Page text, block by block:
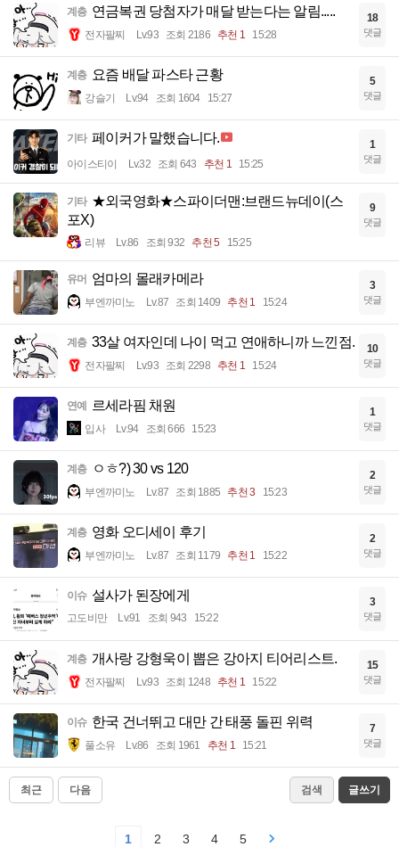
계층 연금복권 당첨자가 매달 받는다는 알림.....
전자팔찌 Lv.93 조회 2186 추천 1 15:28
18
댓글
계층 요즘 배달 파스타 근황
강슬기 Lv.94 조회 1604 15:27
5
댓글
기타 페이커가 말했습니다.
아이스티이 Lv.32 조회 643 추천 1 15:25
1
댓글
기타 ★외국영화★스파이더맨:브랜드뉴데이(스
포X)
리뷰 Lv.86 조회 932 추천 5 15:25
9
댓글
유머 엄마의 몰래카메라
부엔까미노 Lv.87 조회 1409 추천 1 15:24
3
댓글
계층 33살 여자인데 나이 먹고 연애하니까 느낀점.
전자팔찌 Lv.93 조회 2298 추천 1 15:24
10
댓글
연예 르세라핌 채원
입사 Lv.94 조회 666 15:23
1
댓글
계층 ㅇㅎ?) 30 vs 120
부엔까미노 Lv.87 조회 1885 추천 3 15:23
2
댓글
계층 영화 오디세이 후기
부엔까미노 Lv.87 조회 1179 추천 1 15:22
2
댓글
이슈 설사가 된장에게
고도비만 Lv.91 조회 943 15:22
3
댓글
계층 개사랑 강형욱이 뽑은 강아지 티어리스트.
전자팔찌 Lv.93 조회 1248 추천 1 15:22
15
댓글
이슈 한국 건너뛰고 대만 간 태풍 돌핀 위력
풀소유 Lv.86 조회 1961 추천 1 15:21
7
댓글
최근 다음 검색 글쓰기
1 2 3 4 5